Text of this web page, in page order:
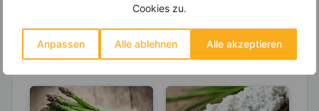
Cookies zu.
Anpassen Alle ablehnen Alle akzeptieren
dieses Rezepts